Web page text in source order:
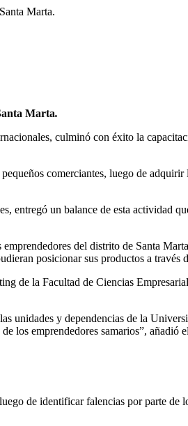
Marta.
Marta.
culminó con éxito la
comerciantes, luego de adquirir
un balance de esta actividad
del distrito de Santa
posicionar sus productos a
de la Facultad de Ciencias
unidades y dependencias de la
los emprendedores samarios”, añadió
de identificar falencias por parte de